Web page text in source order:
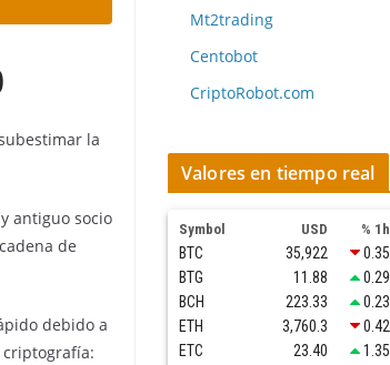
la
antiguo socio
de
debido a
criptografía:
Mt2trading
Centobot
CriptoRobot.com
Valores en tiempo real
Symbol USD % 1h
BTC 35,922 0.35
BTG
11.88 0.29
BCH
223.33 0.23
ETH
3,760.3 0.42
ETC
23.40 1.35